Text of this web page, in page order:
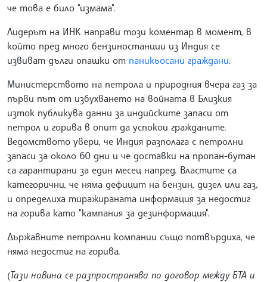
че това е било "измама".
Лидерът на ИНК направи този коментар в момент, в
който пред много бензиностанции из Индия се
извиват дълги опашки от паникьосани граждани.
Министерството на петрола и природния вчера газ за
първи път от избухването на войната в Близкия
изток публикува данни за индийските запаси от
петрол и горива в опит да успокои гражданите.
Ведомството увери, че Индия разполага с петролни
запаси за около 60 дни и че доставки на пропан-бутан
са гарантирани за един месец напред. Властите са
категорични, че няма дефицит на бензин, дизел или газ,
и определиха тиражираната информация за недостиг
на горива като "кампания за дезинформация".
Държавните петролни компании също потвърдиха, че
няма недостиг на горива.
(Тази новина се разпространява по договор между БТА и